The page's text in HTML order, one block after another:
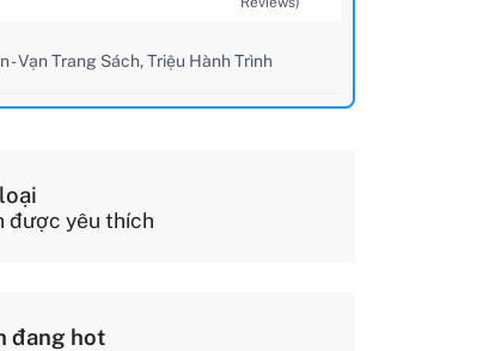
- Vạn Trang Sách, Triệu Hành Trình
được yêu thích
đang hot